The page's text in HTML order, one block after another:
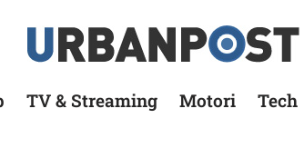
TV & Streaming Motori Tech